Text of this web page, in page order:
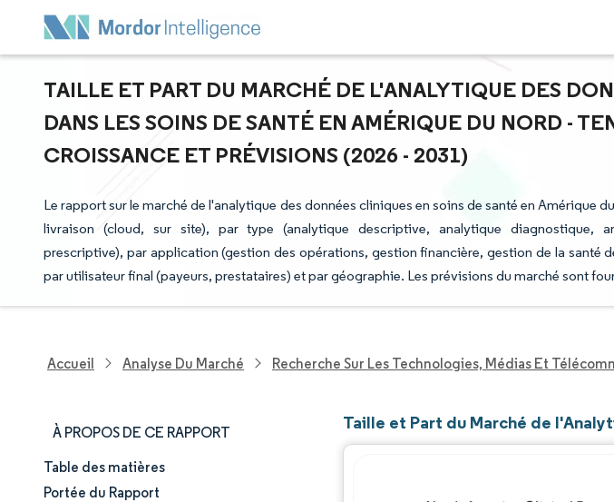
TAILLE ET PART DU MARCHÉ DE L'ANALYTIQUE DES
DANS LES SOINS DE SANTÉ EN AMÉRIQUE DU NORD -
CROISSANCE ET PRÉVISIONS (2026 - 2031)
Le rapport sur le marché de l'analytique des données cliniques en soins de santé en Amérique
livraison (cloud, sur site), par type (analytique descriptive, analytique diagnostique,
prescriptive), par application (gestion des opérations, gestion financière, gestion de la santé
par utilisateur final (payeurs, prestataires) et par géographie. Les prévisions du marché sont
Accueil Analyse Du Marché Recherche Sur Les Technologies, Médias Et
À PROPOS DE CE RAPPORT
Taille et part de marché
Table des matières
Portée du Rapport
Taille et Part du Marché de